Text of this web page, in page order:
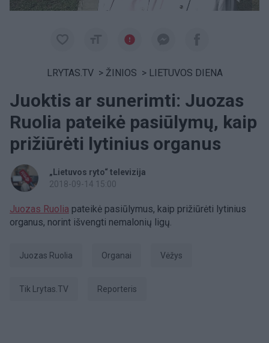
LRYTAS.TV > ŽINIOS > LIETUVOS DIENA
Juoktis ar sunerimti: Juozas
Ruolia pateikė pasiūlymų, kaip
prižiūrėti lytinius organus
„Lietuvos ryto“ televizija
2018-09-14 15:00
Juozas Ruolia pateikė pasiūlymus, kaip prižiūrėti lytinius
organus, norint išvengti nemalonių ligų.
Juozas Ruolia organai Vėžys
tik Lrytas.TV Reporteris